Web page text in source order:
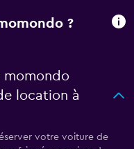
?
momondo
location à
votre voiture de